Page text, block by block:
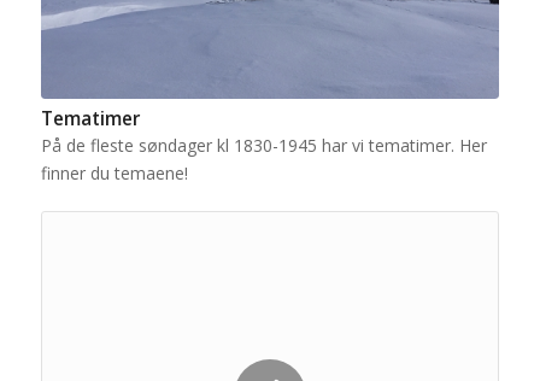
Tematimer
På de fleste søndager kl 1830-1945 har vi tematimer. Her
finner du temaene!